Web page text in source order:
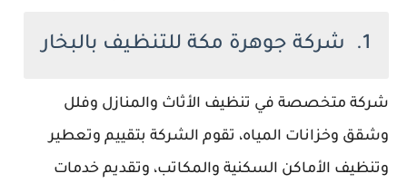
1. شركة جوهرة مكة للتنظيف بالبخار
شركة متخصصة في تنظيف الأثاث والمنازل وفلل
وشقق وخزانات المياه، تقوم الشركة بتقييم وتعطير
وتنظيف الأماكن السكنية والمكاتب، وتقديم خدمات